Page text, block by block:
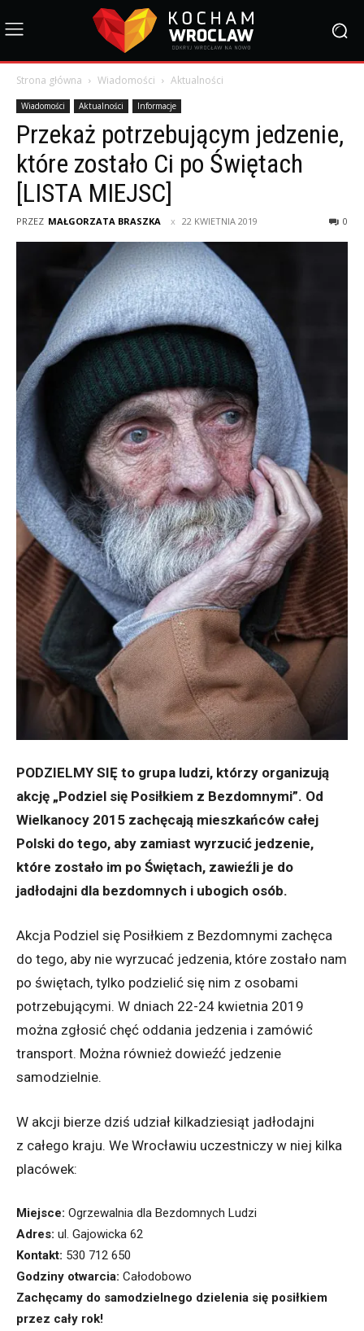
Strona główna Wiadomości Aktualności
Wiadomości Aktualności Informacje
Przekaż potrzebującym jedzenie,
które zostało Ci po Świętach
[LISTA MIEJSC]
PRZEZ MAŁGORZATA BRASZKA 22 KWIETNIA 2019 0
PODZIELMY SIĘ to grupa ludzi, którzy organizują
akcję „Podziel się Posiłkiem z Bezdomnymi”. Od
Wielkanocy 2015 zachęcają mieszkańców całej
Polski do tego, aby zamiast wyrzucić jedzenie,
które zostało im po Świętach, zawieźli je do
jadłodajni dla bezdomnych i ubogich osób.
Akcja Podziel się Posiłkiem z Bezdomnymi zachęca
do tego, aby nie wyrzucać jedzenia, które zostało nam
po świętach, tylko podzielić się nim z osobami
potrzebującymi. W dniach 22-24 kwietnia 2019
można zgłosić chęć oddania jedzenia i zamówić
transport. Można również dowieźć jedzenie
samodzielnie.
W akcji bierze dziś udział kilkadziesiąt jadłodajni
z całego kraju. We Wrocławiu uczestniczy w niej kilka
placówek:
Miejsce: Ogrzewalnia dla Bezdomnych Ludzi
Adres: ul. Gajowicka 62
Kontakt: 530 712 650
Godziny otwarcia: Całodobowo
Zachęcamy do samodzielnego dzielenia się posiłkiem
przez cały rok!